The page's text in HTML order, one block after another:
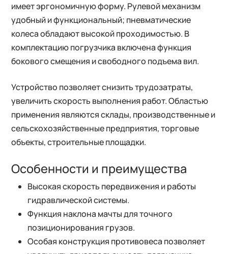
имеет эргономичную форму. Рулевой механизм
удобный и функциональный; пневматические
колеса обладают высокой проходимостью. В
комплектацию погрузчика включена функция
бокового смещения и свободного подъема вил.
Устройство позволяет снизить трудозатраты,
увеличить скорость выполнения работ. Областью
применения являются склады, производственные и
сельскохозяйственные предприятия, торговые
объекты, строительные площадки.
Особенности и преимущества
Высокая скорость передвижения и работы
гидравлической системы.
Функция наклона мачты для точного
позиционирования грузов.
Особая конструкция противовеса позволяет